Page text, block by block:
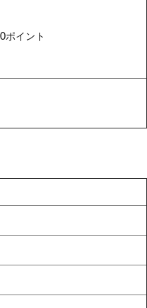
ポイント